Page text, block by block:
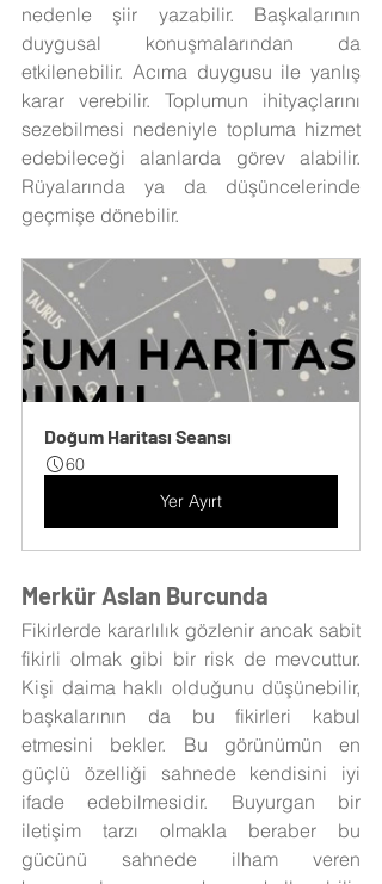
nedenle şiir yazabilir. Başkalarının
duygusal konuşmalarından da
etkilenebilir. Acıma duygusu ile yanlış
karar verebilir. Toplumun ihityaçlarını
sezebilmesi nedeniyle topluma hizmet
edebileceği alanlarda görev alabilir.
Rüyalarında ya da düşüncelerinde
geçmişe dönebilir.
Doğum Haritası Seansı
60
Yer Ayırt
Merkür Aslan Burcunda
Fikirlerde kararlılık gözlenir ancak sabit
fikirli olmak gibi bir risk de mevcuttur.
Kişi daima haklı olduğunu düşünebilir,
başkalarının da bu fikirleri kabul
etmesini bekler. Bu görünümün en
güçlü özelliği sahnede kendisini iyi
ifade edebilmesidir. Buyurgan bir
iletişim tarzı olmakla beraber bu
gücünü sahnede ilham veren